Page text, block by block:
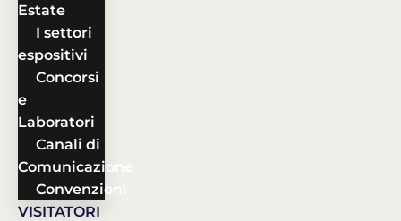
Estate
I settori
espositivi
Concorsi
e
Laboratori
Canali di
Comunicazione
Convenzioni
VISITATORI